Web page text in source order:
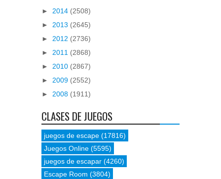
► 2014 (2508)
► 2013 (2645)
► 2012 (2736)
► 2011 (2868)
► 2010 (2867)
► 2009 (2552)
► 2008 (1911)
CLASES DE JUEGOS
juegos de escape (17816)
Juegos Online (5595)
juegos de escapar (4260)
Escape Room (3804)